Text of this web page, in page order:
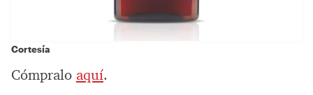
Cortesía
Cómpralo aquí.